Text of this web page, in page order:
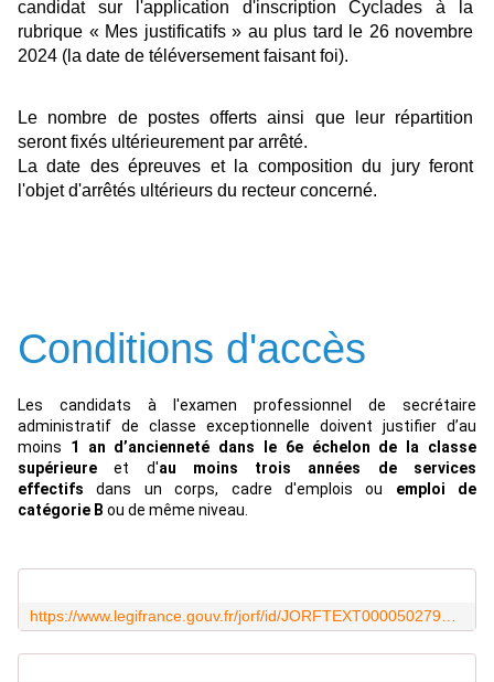
candidat sur l'application d'inscription Cyclades à la
rubrique « Mes justificatifs » au plus tard le 26 novembre
2024 (la date de téléversement faisant foi).
Le nombre de postes offerts ainsi que leur répartition
seront fixés ultérieurement par arrêté.
La date des épreuves et la composition du jury feront
l'objet d'arrêtés ultérieurs du recteur concerné.
Conditions d'accès
Les candidats à l'examen professionnel de secrétaire
administratif de classe exceptionnelle doivent justifier d’au
moins
1 an d’ancienneté dans le 6e échelon de la classe
supérieure
et d'au moins trois années de services
effectifs
dans un corps, cadre d'emplois ou
emploi de
catégorie B ou de même niveau.